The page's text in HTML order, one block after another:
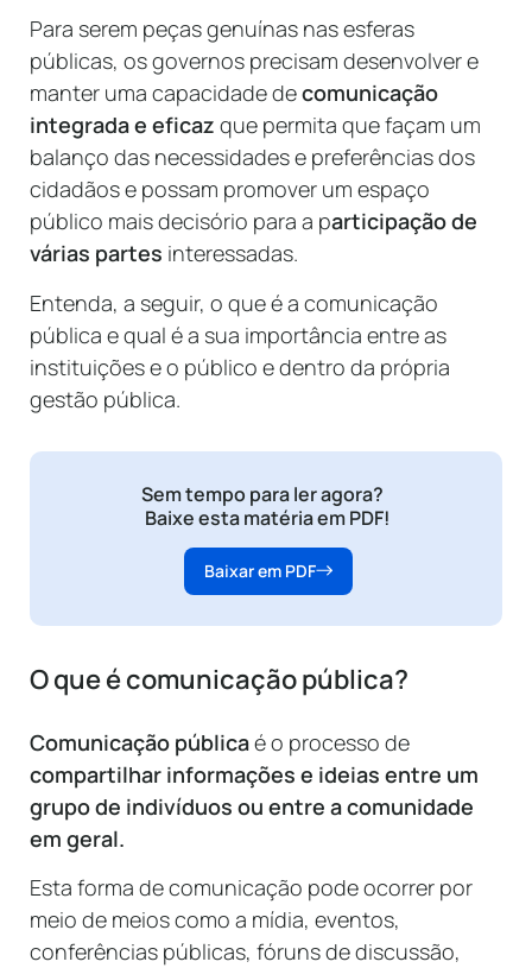
Para serem peças genuínas nas esferas
públicas, os governos precisam desenvolver e
manter uma capacidade decomunicação
integrada e eficaz que permita que façam um
balanço das necessidades e preferências dos
cidadãos e possam promover um espaço
público mais decisório para a participação de
várias partes interessadas.
Entenda, a seguir, o que é a comunicação
pública e qual é a sua importância entre as
instituições e o público e dentro da própria
gestão pública.
Sem tempo para ler agora?
Baixe esta matéria em PDF!
Baixar em PDF
O que é comunicação pública?
Comunicação públicaé o processo de
compartilhar informações e ideias entre um
grupo de indivíduos ou entre a comunidade
em geral.
Esta forma de comunicação pode ocorrer por
meio de meios como a mídia, eventos,
conferências públicas, fóruns de discussão,